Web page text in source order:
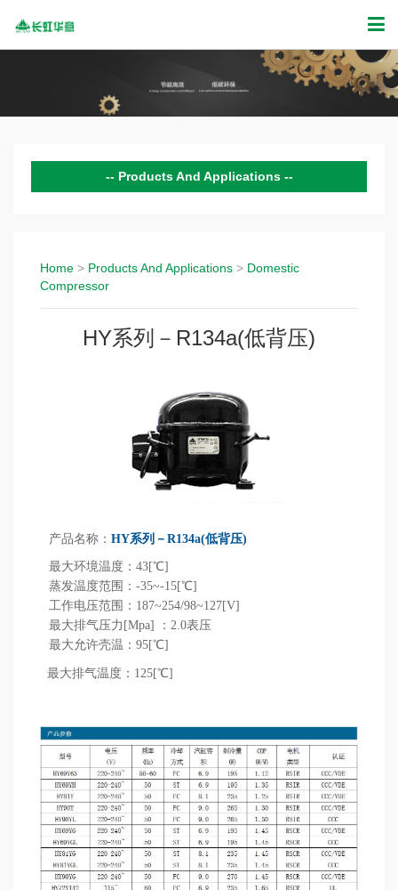
Products And Applications
Products Technology
Home > Products And Applications > Domestic
Compressor
HY系列－R134a(低背压)
产品名称： HY系列－R134a(低背压)
最大环境温度：43[℃]
蒸发温度范围：-35~-15[℃]
工作电压范围：187~254/98~127[V]
最大排气压力[Mpa] ：2.0表压
最大允许壳温：95[℃]
最大排气温度：125[℃]